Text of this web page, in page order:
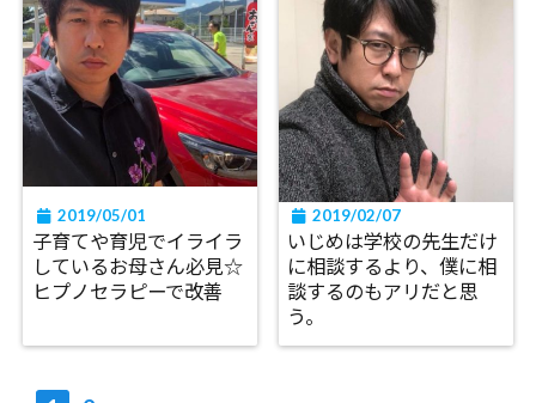
2019/05/01
子育てや育児でイライラ
しているお母さん必見☆
ヒプノセラピーで改善
2019/02/07
いじめは学校の先生だけ
に相談するより、僕に相
談するのもアリだと思
う。